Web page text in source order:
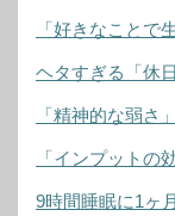
「好きなことで
ヘタすぎる「休
「精神的な弱さ
「インプットの
9時間睡眠に1ヶ